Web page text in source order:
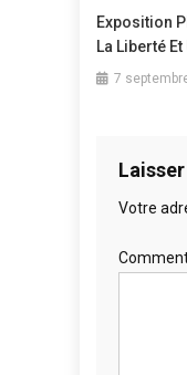
Exposition
La Liberté Et
7
Votre